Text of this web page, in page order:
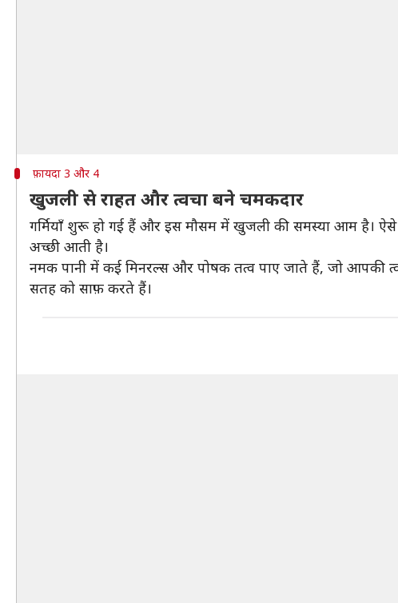
फ़ायदा 3 और 4
खुजली से राहत और त्वचा बने चमकदार
गर्मियाँ शुरू हो गई हैं और इस मौसम में खुजली की समस्या आम है।
अच्छी आती है।
नमक पानी में कई मिनरल्स और पोषक तत्व पाए जाते हैं, जो आपकी
सतह को साफ़ करते हैं।